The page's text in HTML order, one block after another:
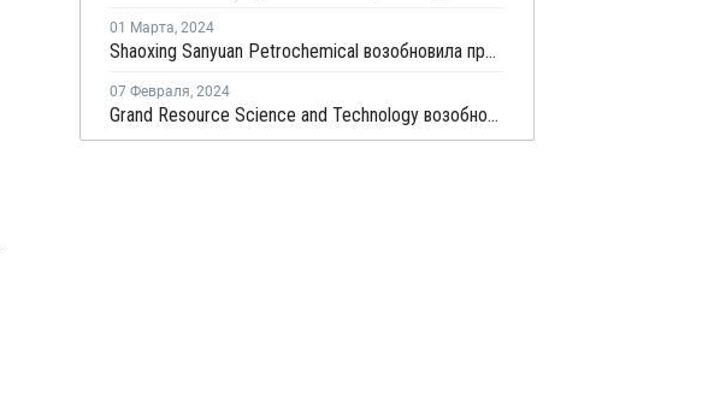
01 Марта, 2024
Shaoxing Sanyuan Petrochemical возобновила производство ПП на линии №1 в Китае
07 Февраля, 2024
Grand Resource Science and Technology возобновила производство на линии №2 по выпуску ПП в Китае